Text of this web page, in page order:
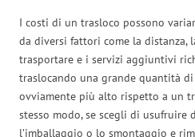
I costi di un trasloco possono
da diversi fattori come la distanza,
trasportare e i servizi aggiuntivi
traslocando una grande quantità
ovviamente più alto rispetto a un
stesso modo, se scegli di
l’imballaggio o lo smontaggio e